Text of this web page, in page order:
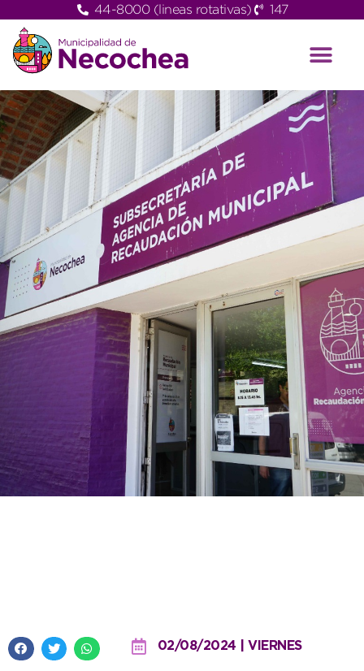
44-8000 (lineas rotativas) 147
02/08/2024 | VIERNES